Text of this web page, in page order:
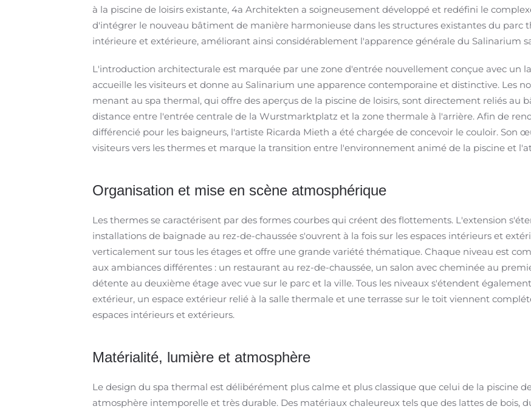
à la piscine de loisirs existante, 4a Architekten a soigneusement développé et redéfini le
d'intégrer le nouveau bâtiment de manière harmonieuse dans les structures existantes du parc
intérieure et extérieure, améliorant ainsi considérablement l'apparence générale du Salinarium
L'introduction architecturale est marquée par une zone d'entrée nouvellement conçue avec un
accueille les visiteurs et donne au Salinarium une apparence contemporaine et distinctive. Les
menant au spa thermal, qui offre des aperçus de la piscine de loisirs, sont directement reliés au
distance entre l'entrée centrale de la Wurstmarktplatz et la zone thermale à l'arrière. Afin de
différencié pour les baigneurs, l'artiste Ricarda Mieth a été chargée de concevoir le couloir. Son
visiteurs vers les thermes et marque la transition entre l'environnement animé de la piscine et
Organisation et mise en scène atmosphérique
Les thermes se caractérisent par des formes courbes qui créent des flottements. L'extension
installations de baignade au rez-de-chaussée s'ouvrent à la fois sur les espaces intérieurs et
verticalement sur tous les étages et offre une grande variété thématique. Chaque niveau est
aux ambiances différentes : un restaurant au rez-de-chaussée, un salon avec cheminée au
détente au deuxième étage avec vue sur le parc et la ville. Tous les niveaux s'étendent
extérieur, un espace extérieur relié à la salle thermale et une terrasse sur le toit viennent
espaces intérieurs et extérieurs.
Matérialité, lumière et atmosphère
Le design du spa thermal est délibérément plus calme et plus classique que celui de la piscine
atmosphère intemporelle et très durable. Des matériaux chaleureux tels que des lattes de bois,